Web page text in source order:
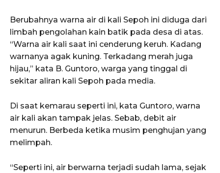
Berubahnya warna air di kali Sepoh ini diduga dari
limbah pengolahan kain batik pada desa di atas.
“Warna air kali saat ini cenderung keruh. Kadang
warnanya agak kuning. Terkadang merah juga
hijau,” kata B. Guntoro, warga yang tinggal di
sekitar aliran kali Sepoh pada media.
Di saat kemarau seperti ini, kata Guntoro, warna
air kali akan tampak jelas. Sebab, debit air
menurun. Berbeda ketika musim penghujan yang
melimpah.
“Seperti ini, air berwarna terjadi sudah lama, sejak